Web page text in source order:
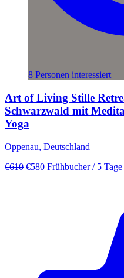
8 Personen interessiert
Art of Living Stille
Schwarzwald mit
Yoga
Oppenau, Deutschland
€610 €580 Frühbucher / 5 Tage